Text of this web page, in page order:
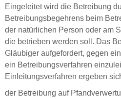
Eingeleitet wird die Betreibung
Betreibungsbegehrens beim
der natürlichen Person oder am
die betrieben werden soll. Das
Gläubiger aufgefordert, gegen
ein Betreibungsverfahren
Einleitungsverfahren ergeben
der Betreibung auf